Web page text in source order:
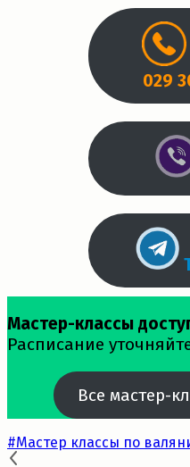
029
Мастер-классы
Расписание
Все мастер-
#Мастер классы по